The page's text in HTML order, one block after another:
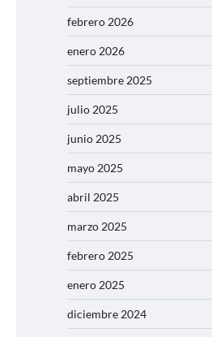
febrero 2026
enero 2026
septiembre 2025
julio 2025
junio 2025
mayo 2025
abril 2025
marzo 2025
febrero 2025
enero 2025
diciembre 2024